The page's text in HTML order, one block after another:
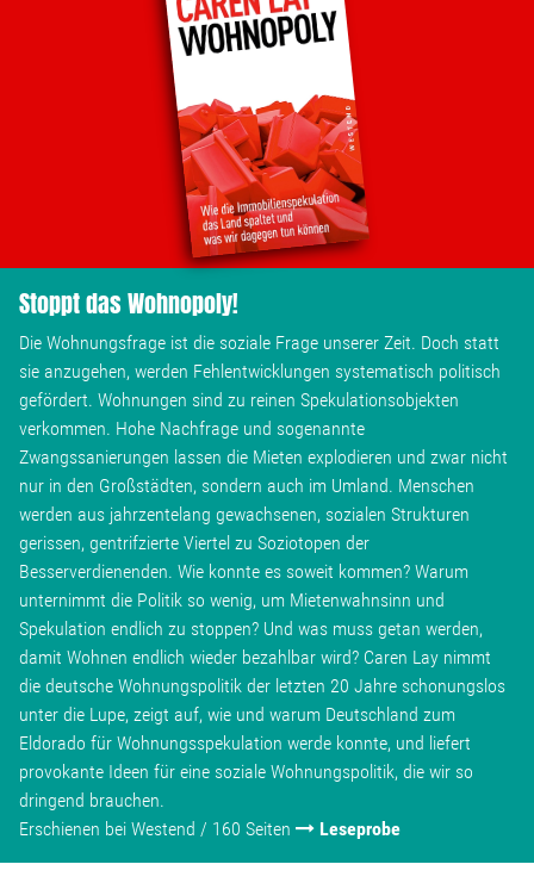
Wahlkreis
Pressemitteilungen
Presse
Pressebilder
Service
Termine
Stellenangebot
Kontakt
Team
Transparenz
Mediathek
Über mich
Stoppt das Wohnopoly!
Die Wohnungsfrage ist die soziale Frage unserer Zeit. Doch statt
sie anzugehen, werden Fehlentwicklungen systematisch politisch
gefördert. Wohnungen sind zu reinen Spekulationsobjekten
verkommen. Hohe Nachfrage und sogenannte
Zwangssanierungen lassen die Mieten explodieren und zwar nicht
nur in den Großstädten, sondern auch im Umland. Menschen
werden aus jahrzentelang gewachsenen, sozialen Strukturen
gerissen, gentrifzierte Viertel zu Soziotopen der
Besserverdienenden. Wie konnte es soweit kommen? Warum
unternimmt die Politik so wenig, um Mietenwahnsinn und
Spekulation endlich zu stoppen? Und was muss getan werden,
damit Wohnen endlich wieder bezahlbar wird? Caren Lay nimmt
die deutsche Wohnungspolitik der letzten 20 Jahre schonungslos
unter die Lupe, zeigt auf, wie und warum Deutschland zum
Eldorado für Wohnungsspekulation werde konnte, und liefert
provokante Ideen für eine soziale Wohnungspolitik, die wir so
dringend brauchen.
Erschienen bei Westend / 160 Seiten
Leseprobe